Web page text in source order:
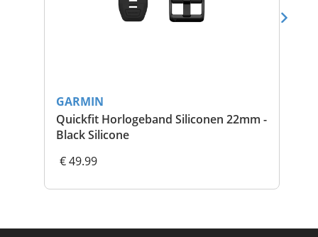
GARMIN
Quickfit Horlogeband Siliconen 22mm -
Black Silicone
€ 49.99